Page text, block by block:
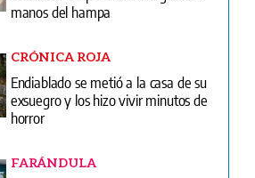
exsuegro y los hizo vivir minutos de
FARÁNDULA
El cine pone a las mujeres en el centro
del debate
COMUNIDAD